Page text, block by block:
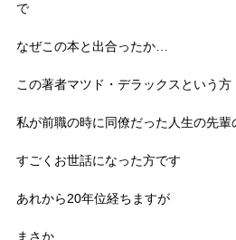
で
なぜこの本と出合ったか…
この著者マツド・デラックスという方
私が前職の時に同僚だった人生の先輩
すごくお世話になった方です
あれから20年位経ちますが
まさか